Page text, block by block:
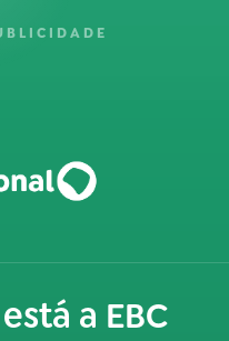
a EBC